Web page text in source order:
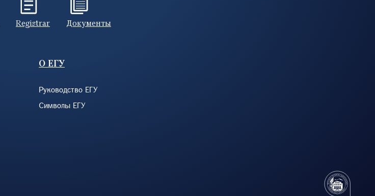
Registrar Документы
О ЕГУ
Руководство ЕГУ
Символы ЕГУ